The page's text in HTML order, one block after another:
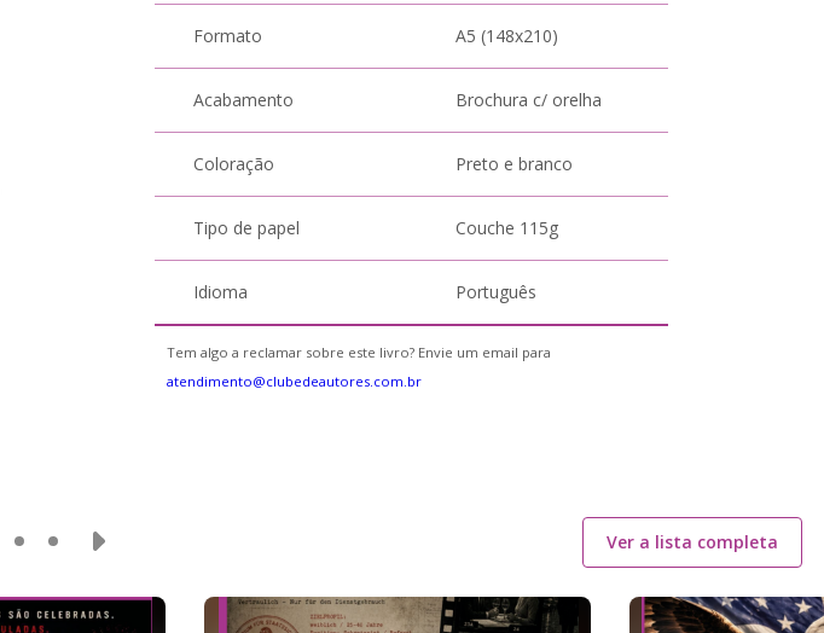
Formato A5 (148x210)
Acabamento Brochura c/ orelha
Coloração Preto e branco
Tipo de papel Couche 115g
Idioma Português
Tem algo a reclamar sobre este livro? Envie um email para
atendimento@clubedeautores.com.br
Ver a lista completa